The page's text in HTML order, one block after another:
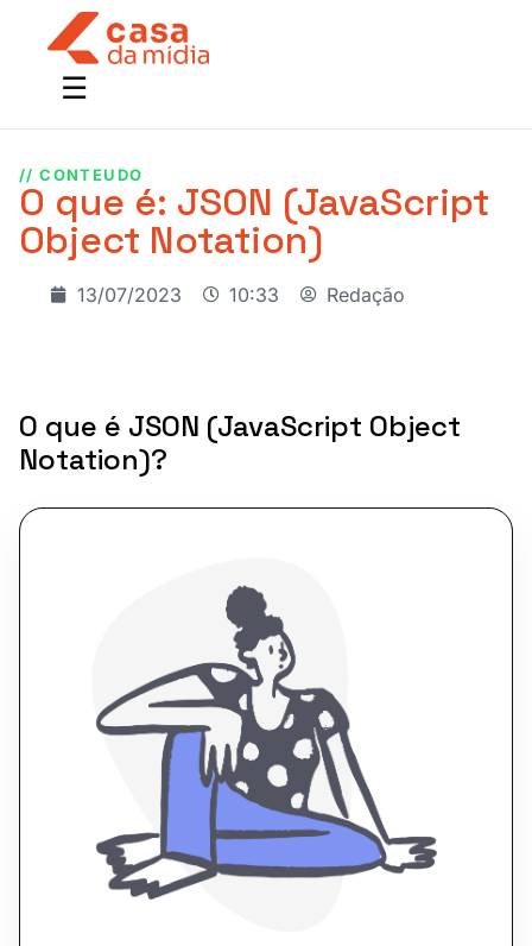
// CONTEUDO
O que é: JSON (JavaScript
Object Notation)
13/07/2023 10:33 Redação
O que é JSON (JavaScript Object
Notation)?